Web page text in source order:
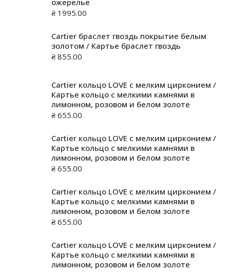
ожерелье
₴ 1995.00
Cartier браслет гвоздь покрытие белым
золотом / Картье браслет гвоздь
₴ 855.00
Cartier кольцо LOVE с мелким цирконием /
Картье кольцо с мелкими камнями в
лимонном, розовом и белом золоте
₴ 655.00
Cartier кольцо LOVE с мелким цирконием /
Картье кольцо с мелкими камнями в
лимонном, розовом и белом золоте
₴ 655.00
Cartier кольцо LOVE с мелким цирконием /
Картье кольцо с мелкими камнями в
лимонном, розовом и белом золоте
₴ 655.00
Cartier кольцо LOVE с мелким цирконием /
Картье кольцо с мелкими камнями в
лимонном, розовом и белом золоте